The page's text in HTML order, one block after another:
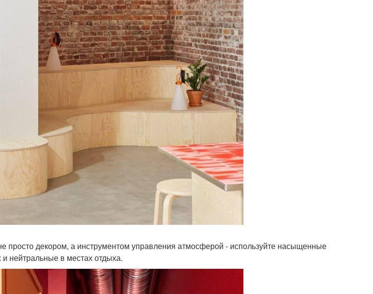
просто декором, а инструментом управления атмосферой - используйте насыщенные
и нейтральные в местах отдыха.